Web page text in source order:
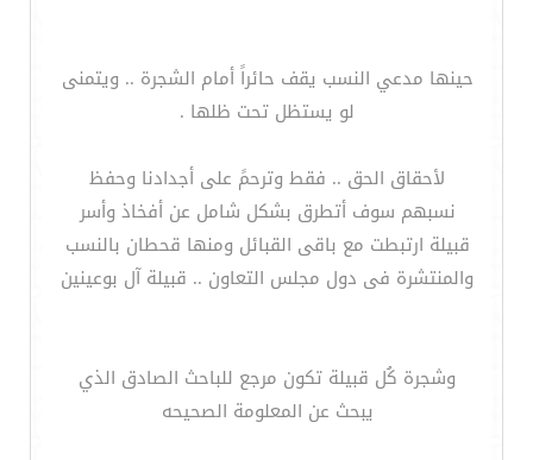
حينها مدعي النسب يقف حائراً أمام الشجرة .. ويتمنى
لو يستظل تحت ظلها .
لأحقاق الحق .. فقط وترحمً على أجدادنا وحفظ
نسبهم سوف أتطرق بشكل شامل عن أفخاذ وأسر
قبيلة ارتبطت مع باقى القبائل ومنها قحطان بالنسب
والمنتشرة فى دول مجلس التعاون .. قبيلة آل بوعينين
وشجرة كُل قبيلة تكون مرجع للباحث الصادق الذي
يبحث عن المعلومة الصحيحه